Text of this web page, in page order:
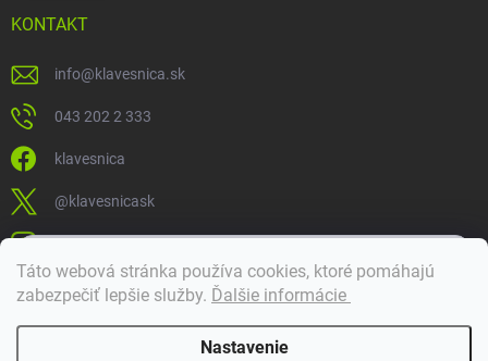
Táto webová stránka používa cookies, ktoré pomáhajú
zabezpečiť lepšie služby. Ďalšie informácie
Nastavenie
KONTAKT
info@klavesnica.sk
043 202 2 333
klavesnica
@klavesnicask
klavesnica_sk
Doprava a platba
Dobrý deň! 👋 Pomôžem vám nájsť správny diel. Napíšte mi.